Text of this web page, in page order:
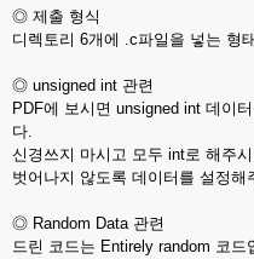
◎ 제출 형식
디렉토리 6개에 .c파일을 넣는 형
◎ unsigned int 관련
PDF에 보시면 unsigned int 데이
다.
신경쓰지 마시고 모두 int로 해주
벗어나지 않도록 데이터를 설정해
◎ Random Data 관련
드린 코드는 Entirely random 코